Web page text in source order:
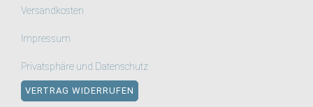
Versandkosten
Impressum
Privatsphäre und Datenschutz
VERTRAG WIDERRUFEN